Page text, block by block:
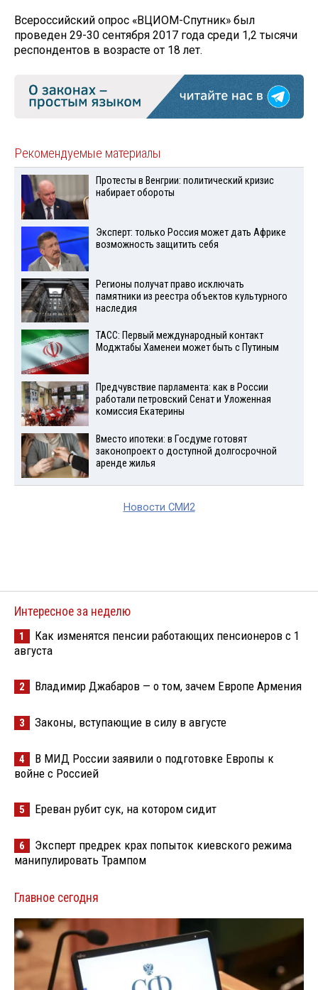
Всероссийский опрос «ВЦИОМ-Спутник» был
проведен 29-30 сентября 2017 года среди 1,2 тысячи
респондентов в возрасте от 18 лет.
Рекомендуемые материалы
Протесты в Венгрии: политический кризис
набирает обороты
Эксперт: только Россия может дать Африке
возможность защитить себя
Регионы получат право исключать
памятники из реестра объектов культурного
наследия
ТАСС: Первый международный контакт
Моджтабы Хаменеи может быть с Путиным
Предчувствие парламента: как в России
работали петровский Сенат и Уложенная
комиссия Екатерины
Вместо ипотеки: в Госдуме готовят
законопроект о доступной долгосрочной
аренде жилья
Новости СМИ2
Интересное за неделю
1
Как изменятся пенсии работающих пенсионеров с 1
августа
2 Владимир Джабаров — о том, зачем Европе Армения
3 Законы, вступающие в силу в августе
4
В МИД России заявили о подготовке Европы к
войне с Россией
5 Ереван рубит сук, на котором сидит
6
Эксперт предрек крах попыток киевского режима
манипулировать Трампом
Главное сегодня